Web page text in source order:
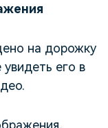
на дорожку
его в